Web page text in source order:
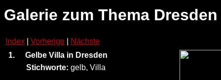
Galerie zum Thema Dresden
Index| Vorherige|
Nächste
1.
Gelbe Villa in Dresden
Stichworte:gelb, Villa